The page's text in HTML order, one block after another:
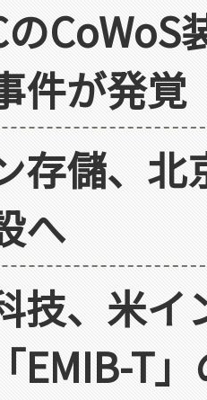
の
件が発覚
存儲、北
へ
技、米イ
EMIB-T